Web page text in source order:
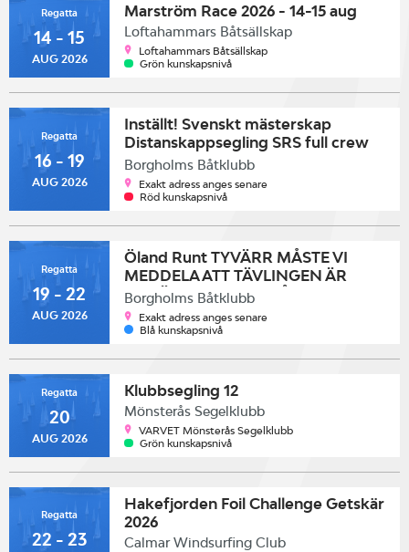
Regatta
14 - 15
AUG 2026
Marström Race 2026 - 14-15 aug
Loftahammars Båtsällskap
Loftahammars Båtsällskap
Grön kunskapsnivå
Regatta
16 - 19
AUG 2026
Inställt! Svenskt mästerskap
Distanskappsegling SRS full crew
2026
Borgholms Båtklubb
Exakt adress anges senare
Röd kunskapsnivå
Regatta
19 - 22
AUG 2026
Öland Runt TYVÄRR MÅSTE VI
MEDDELA ATT TÄVLINGEN ÄR
INSTÄLLD PGA DET LÅGA
DELTAGAR ANTALET.
Borgholms Båtklubb
Exakt adress anges senare
Blå kunskapsnivå
Regatta
20
AUG 2026
Klubbsegling 12
Mönsterås Segelklubb
VARVET Mönsterås Segelklubb
Grön kunskapsnivå
Regatta
22 - 23
Hakefjorden Foil Challenge Getskär
2026
Calmar Windsurfing Club